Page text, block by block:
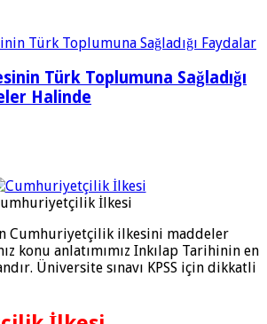
Türk Toplumuna Sağladığı
Halinde
İlkesi
Cumhuriyetçilik ilkesini maddeler
konu anlatımımız Inkılap Tarihinin en
Üniversite sınavı KPSS için dikkatli